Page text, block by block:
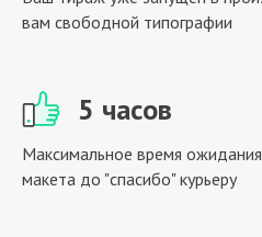
вам свободной типографии
5 часов
Максимальное время
макета до "спасибо" курьеру